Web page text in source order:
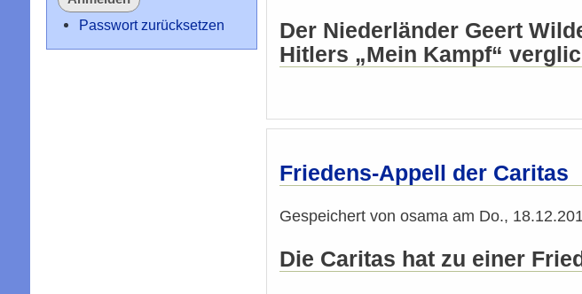
Der Niederländer Geert
Hitlers „Mein Kampf“
Friedens-Appell der Caritas
Gespeichert von osamaam Do.,
Die Caritas hat zu einer
Passwort zurücksetzen